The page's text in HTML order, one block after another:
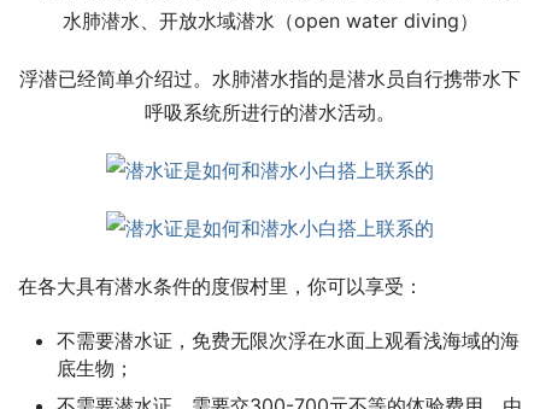
水肺潜水、开放水域潜水（open water diving）
浮潜已经简单介绍过。水肺潜水指的是潜水员自行携带水下
呼吸系统所进行的潜水活动。
在各大具有潜水条件的度假村里，你可以享受：
不需要潜水证，免费无限次浮在水面上观看浅海域的海
底生物；